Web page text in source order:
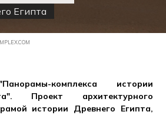
Египта
комплекса истории
Проект архитектурного
истории Древнего Египта,